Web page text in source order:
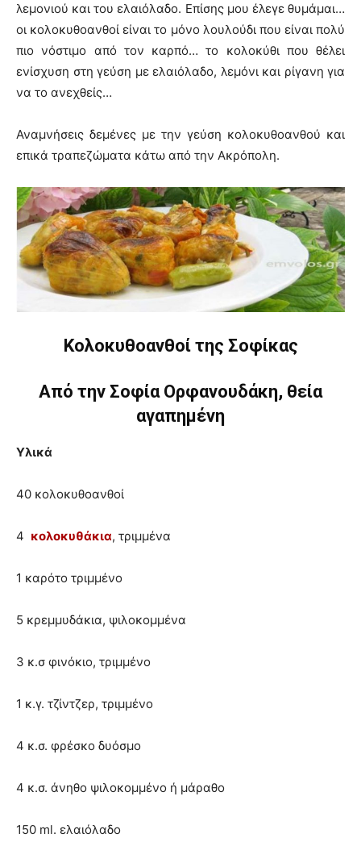
λεμονιού και του ελαιόλαδο. Επίσης μου έλεγε θυμάμαι…
οι κολοκυθοανθοί είναι το μόνο λουλούδι που είναι πολύ
πιο νόστιμο από τον καρπό… το κολοκύθι που θέλει
ενίσχυση στη γεύση με ελαιόλαδο, λεμόνι και ρίγανη για
να το ανεχθείς…
Αναμνήσεις δεμένες με την γεύση κολοκυθοανθού και
επικά τραπεζώματα κάτω από την Ακρόπολη.
Κολοκυθοανθοί της Σοφίκας
Από την Σοφία Ορφανουδάκη, θεία
αγαπημένη
Υλικά
40 κολοκυθοανθοί
4 κολοκυθάκια, τριμμένα
1 καρότο τριμμένο
5 κρεμμυδάκια, ψιλοκομμένα
3 κ.σ φινόκιο, τριμμένο
1 κ.γ. τζίντζερ, τριμμένο
4 κ.σ. φρέσκο δυόσμο
4 κ.σ. άνηθο ψιλοκομμένο ή μάραθο
150 ml. ελαιόλαδο